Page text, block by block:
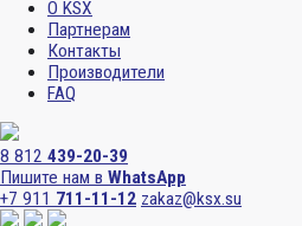
О KSX
Партнерам
Контакты
Производители
FAQ
8 812 439-20-39
Пишите нам в WhatsApp
+7 911 711-11-12 zakaz@ksx.su